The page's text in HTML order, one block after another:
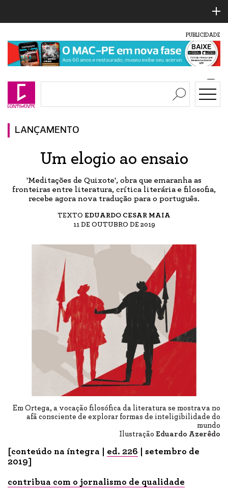
PUBLICIDADE
LANÇAMENTO
Um elogio ao ensaio
'Meditações de Quixote', obra que emaranha as
fronteiras entre literatura, crítica literária e filosofia,
recebe agora nova tradução para o português.
TEXTO EDUARDO CESAR MAIA
11 DE OUTUBRO DE 2019
Em Ortega, a vocação filosófica da literatura se mostrava no
afã consciente de explorar formas de inteligibilidade do
mundo
Ilustração Eduardo Azerêdo
[conteúdo na íntegra | ed. 226 | setembro de
2019]
contribua com o jornalismo de qualidade